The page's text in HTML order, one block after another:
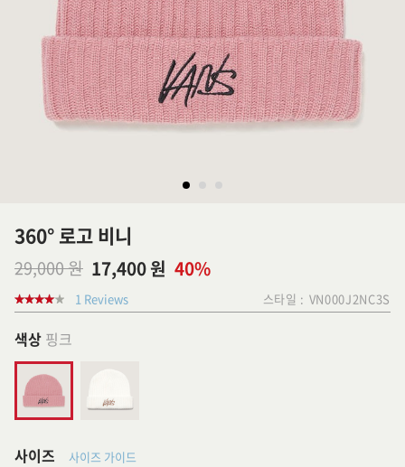
360° 로고 비니
29,000 원 17,400 원 40%
1 Reviews 스타일 : VN000J2NC3S
색상 핑크
사이즈 사이즈 가이드